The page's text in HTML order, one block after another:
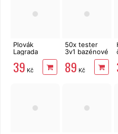
Plovák
Lagrada
bazénový na
tablety 20 g,
39 Kč
50x tester
3v1 bazénové
89 Kč